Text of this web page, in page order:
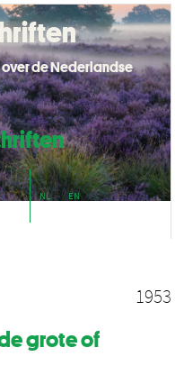
NL EN
de Nederlandse
1953
grote of